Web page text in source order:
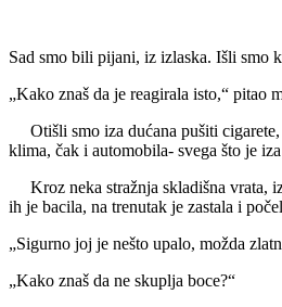
Sad smo bili pijani, iz izlaska. Išli smo
„Kako znaš da je reagirala isto,“ pitao
Otišli smo iza dućana pušiti
klima, čak i automobila- svega što je
Kroz neka stražnja skladišna vrata,
ih je bacila, na trenutak je zastala i
„Sigurno joj je nešto upalo, možda
„Kako znaš da ne skuplja boce?“